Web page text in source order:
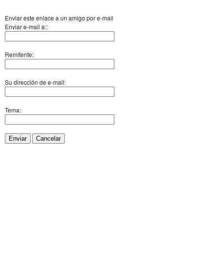
Enviar este enlace a un amigo por e-mail
Enviar e-mail a::
Remitente:
Su dirección de e-mail:
Tema:
Enviar Cancelar